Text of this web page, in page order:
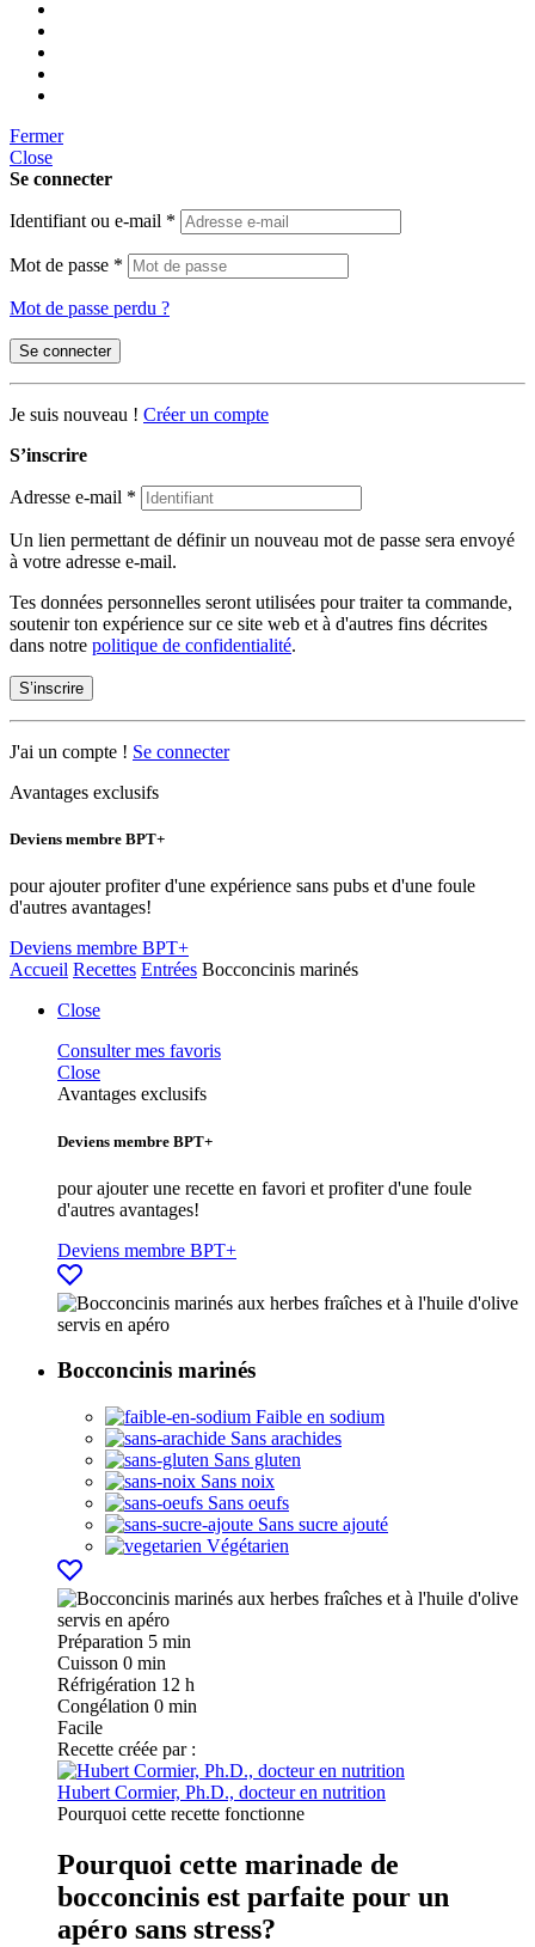
Fermer
Close
Se connecter
Identifiant ou e-mail *
Mot de passe *
Mot de passe perdu ?
Se connecter
Je suis nouveau ! Créer un compte
S’inscrire
Adresse e-mail *
Un lien permettant de définir un nouveau mot de passe sera envoyé
à votre adresse e-mail.
Tes données personnelles seront utilisées pour traiter ta commande,
soutenir ton expérience sur ce site web et à d'autres fins décrites
dans notre politique de confidentialité.
S’inscrire
J'ai un compte ! Se connecter
Avantages exclusifs
Deviens membre BPT+
pour ajouter profiter d'une expérience sans pubs et d'une foule
d'autres avantages!
Deviens membre BPT+
Accueil Recettes Entrées Bocconcinis marinés
Close
Consulter mes favoris
Close
Avantages exclusifs
Deviens membre BPT+
pour ajouter une recette en favori et profiter d'une foule
d'autres avantages!
Deviens membre BPT+
Bocconcinis marinés
Faible en sodium
Sans arachides
Sans gluten
Sans noix
Sans oeufs
Sans sucre ajouté
Végétarien
Préparation 5 min
Cuisson 0 min
Réfrigération 12 h
Congélation 0 min
Facile
Recette créée par :
Hubert Cormier, Ph.D., docteur en nutrition
Pourquoi cette recette fonctionne
Pourquoi cette marinade de
bocconcinis est parfaite pour un
apéro sans stress?